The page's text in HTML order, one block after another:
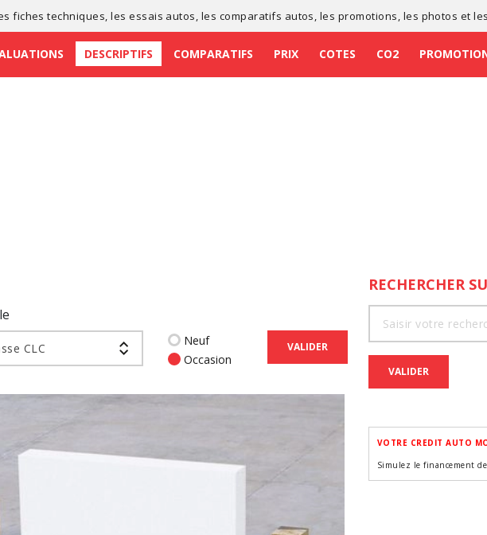
fiches techniques , lesessais autos , les comparatifs autos , les promotions , les photos et
DESCRIPTIFS COMPARATIFS PRIX COTES CO2
CLC
Neuf
Occasion
VALIDER
RECHERCHER
VALIDER
VOTRE CREDIT AUTO
Simulez le financement